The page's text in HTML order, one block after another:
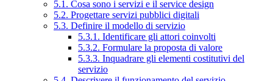
5.1. Cosa sono i servizi e il service design
5.2. Progettare servizi pubblici digitali
5.3. Definire il modello di servizio
5.3.1. Identificare gli attori coinvolti
5.3.2. Formulare la proposta di valore
5.3.3. Inquadrare gli elementi costitutivi del
servizio